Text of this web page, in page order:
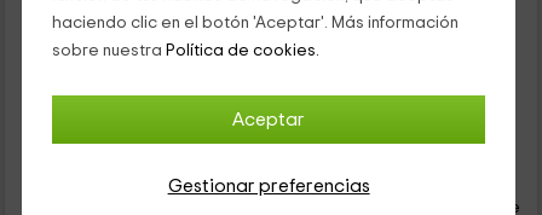
haciendo clic en el botón 'Aceptar'. Más información
sobre nuestra Política de cookies.
Aceptar
Gestionar preferencias
Velliza, Valladolid
0 opiniones
Reserva inmediata
persona y noche